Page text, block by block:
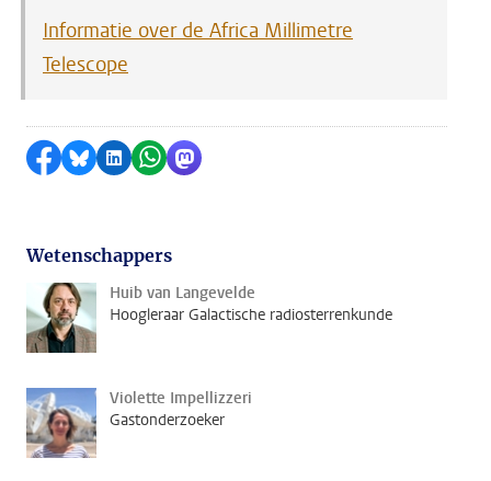
Informatie over de Africa Millimetre
Telescope
Delen op Facebook
Delen via Bluesky
Delen op LinkedIn
Delen via WhatsApp
Delen via Mastodon
Wetenschappers
Huib van Langevelde
Hoogleraar Galactische radiosterrenkunde
Violette Impellizzeri
Gastonderzoeker